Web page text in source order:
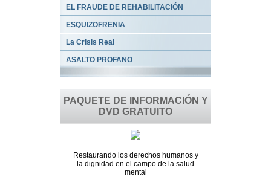
EL FRAUDE DE REHABILITACIÓN
ESQUIZOFRENIA
La Crisis Real
ASALTO PROFANO
PAQUETE DE INFORMACIÓN Y
DVD GRATUITO
Restaurando los derechos humanos y
la dignidad en el campo de la salud
mental